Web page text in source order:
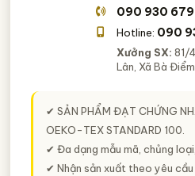
090 930
Hotline: 090
Xưởng SX: 81/
Lân, Xã Bà
✔ SẢN PHẨM ĐẠT CHỨNG
OEKO-TEX STANDARD 100.
✔ Đa dạng mẫu mã, chủng
✔ Nhận sản xuất theo yêu